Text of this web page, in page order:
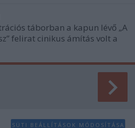
táborban a kapun lévő „A
felirat cinikus ámítás volt a
SÜTI BEÁLLÍTÁSOK MÓDOSÍTÁSA